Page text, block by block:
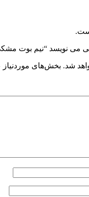
می نویسد “نیم بوت
شد. بخش‌های موردنیاز